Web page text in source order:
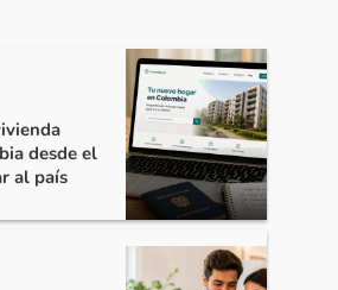
desde el
al país